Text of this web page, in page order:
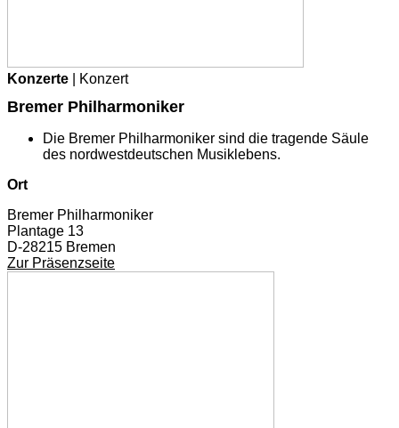
Konzerte | Konzert
Bremer Philharmoniker
Die Bremer Philharmoniker sind die tragende Säule
des nordwestdeutschen Musiklebens.
Ort
Bremer Philharmoniker
Plantage 13
D-28215 Bremen
Zur Präsenzseite